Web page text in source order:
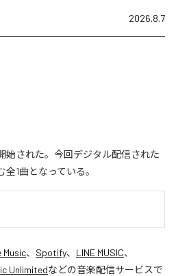
2026.8.7
始された。今回デジタル配信された
全1曲となっている。
Music、 Spotify、 LINE MUSIC、
Unlimitedなどの音楽配信サービスで